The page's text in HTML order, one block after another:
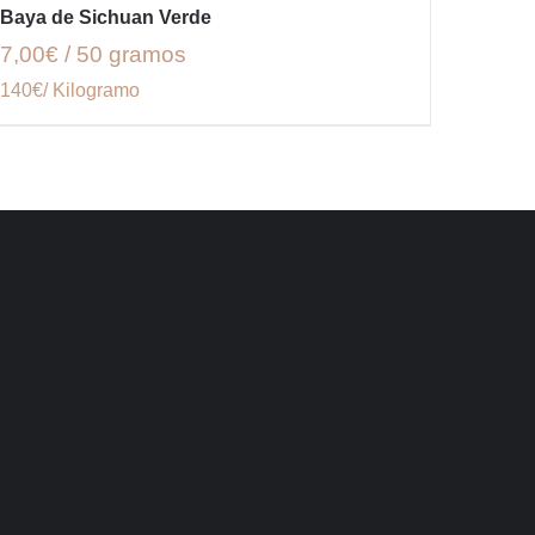
Baya de Sichuan Verde
7,00€ / 50 gramos
140€/ Kilogramo